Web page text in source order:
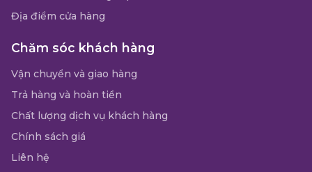
Địa điểm cửa hàng
Chăm sóc khách hàng
Vận chuyển và giao hàng
Trả hàng và hoàn tiền
Chất lượng dịch vụ khách hàng
Chính sách giá
Liên hệ